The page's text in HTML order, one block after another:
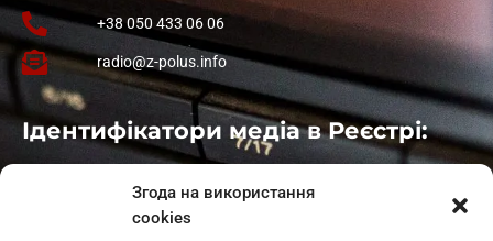
Згода на використання
cookies
+38 050 433 06 06
radio@z-polus.info
Ідентифікатори медіа в Реєстрі:
: L11-01410
: L11-01801